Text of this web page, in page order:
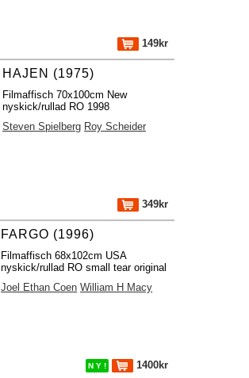
149kr
HAJEN (1975)
Filmaffisch 70x100cm New
nyskick/rullad RO 1998
Steven Spielberg Roy Scheider
349kr
FARGO (1996)
Filmaffisch 68x102cm USA
nyskick/rullad RO small tear original
Joel Ethan Coen William H Macy
N Y ! 1400kr